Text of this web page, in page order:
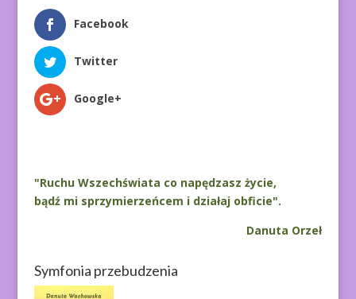
Facebook
Twitter
Google+
"Ruchu Wszechświata co napędzasz życie,
bądź mi sprzymierzeńcem i działaj obficie".
Danuta Orzeł
Symfonia przebudzenia